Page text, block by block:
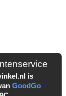
is
GoodGo